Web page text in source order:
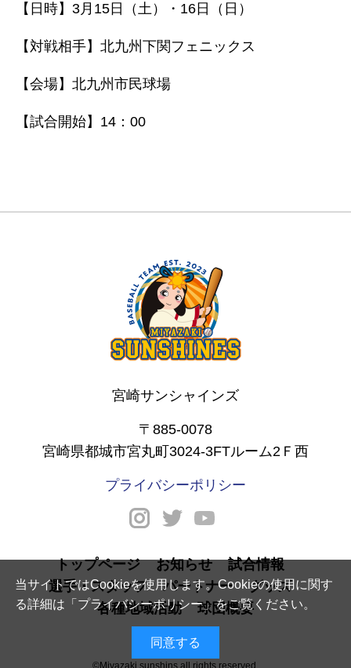
当サイトではCookieを使用します。Cookieの使用に関す
る詳細は「 プライバシーポリシー」をご覧ください。
同意する
【日時】3月15日（土）・16日（日）
【対戦相手】北九州下関フェニックス
【会場】北九州市民球場
【試合開始】14：00
宮崎サンシャインズ
〒885-0078
宮崎県都城市宮丸町3024-3FTルーム2Ｆ西
プライバシーポリシー
トップページ お知らせ
試合情報
選手・スタッフ
パートナー
グッズ
各種地域活動
球団概要
©Miyazaki sunshins all rights reserved.